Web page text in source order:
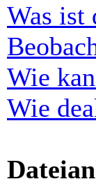
Was ist
Wie
Wie